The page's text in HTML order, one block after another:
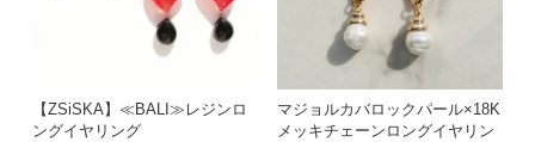
【ZSiSKA】≪BALI≫レジンロ
ングイヤリング
マジョルカバロックパール×18K
メッキチェーンロングイヤリン